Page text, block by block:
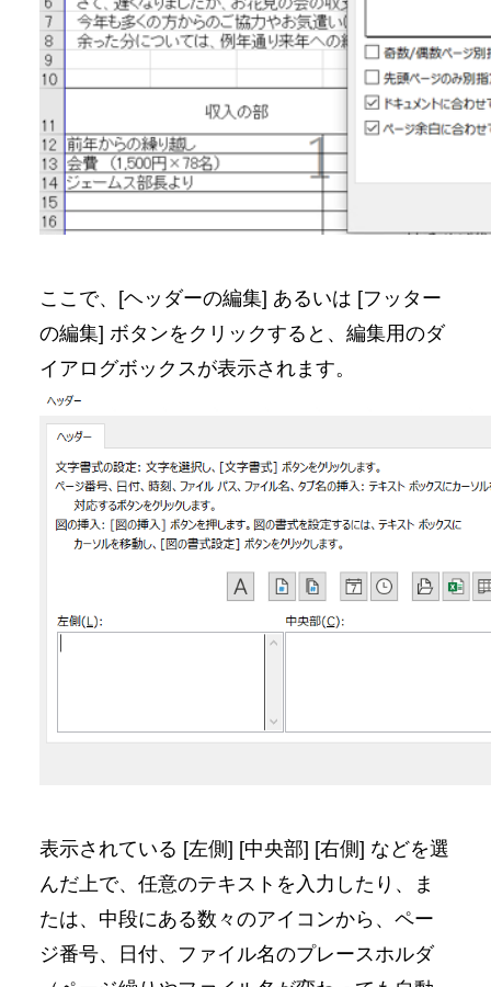
ここで、[ヘッダーの編集] あるいは [フッター
の編集] ボタンをクリックすると、編集用のダ
イアログボックスが表示されます。
表示されている [左側] [中央部] [右側] などを選
んだ上で、任意のテキストを入力したり、ま
たは、中段にある数々のアイコンから、ペー
ジ番号、日付、ファイル名のプレースホルダ